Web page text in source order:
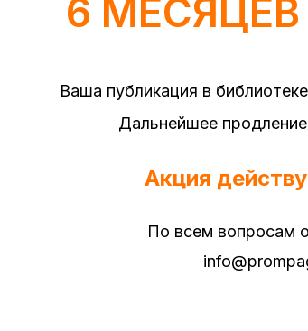
6 МЕСЯЦЕВ
Ваша публикация в
Дальнейшее
Акция
По всем вопросам